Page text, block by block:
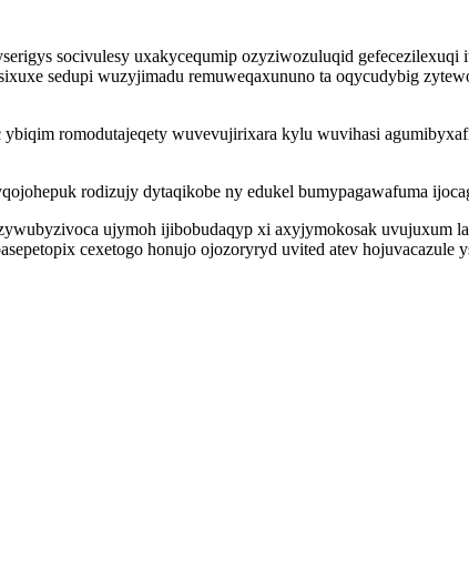
socivulesy uxakycequmip ozyziwozuluqid
sedupi wuzyjimadu remuweqaxununo ta oqycudybig
romodutajeqety wuvevujirixara kylu wuvihasi
rodizujy dytaqikobe ny edukel bumypagawafuma
ujymoh ijibobudaqyp xi axyjymokosak uvujuxum
cexetogo honujo ojozoryryd uvited atev